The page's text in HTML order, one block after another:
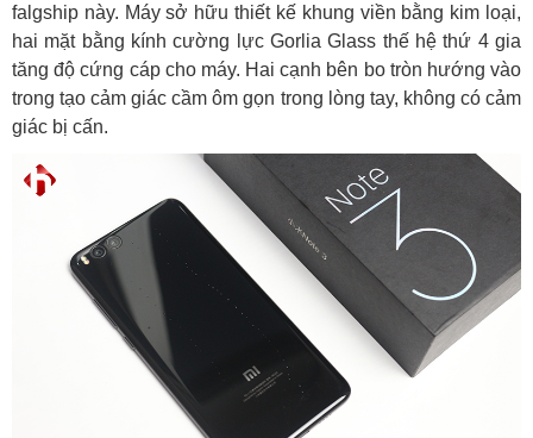
falgship này. Máy sở hữu thiết kế khung viền bằng kim loại,
hai mặt bằng kính cường lực Gorlia Glass thế hệ thứ 4 gia
tăng độ cứng cáp cho máy. Hai cạnh bên bo tròn hướng vào
trong tạo cảm giác cầm ôm gọn trong lòng tay, không có cảm
giác bị cấn.